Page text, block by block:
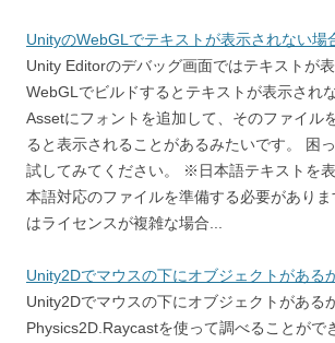
UnityのWebGLでテキストが表示されない場
Unity Editorのデバッグ画面ではテキストが
WebGLでビルドするとテキストが表示され
Assetにフォントを追加して、そのファイル
ると表示されることがあるみたいです。 困
試してみてください。 ※日本語テキストを
本語対応のファイルを準備する必要があり
はライセンスが複雑な場合...
Unity2Dでマウスの下にオブジェクトがある
Unity2Dでマウスの下にオブジェクトがある
Physics2D.Raycastを使って調べることがで